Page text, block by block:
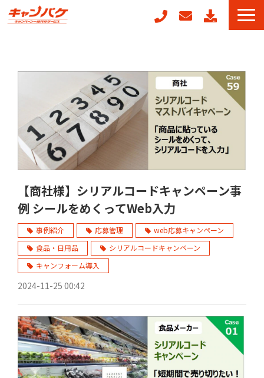
キャンガチャ
周年記念キャンペーンパッケージ
POSレジ連動キャンペーン
キャンペーン事例
お役立ちコラム
【商社様】シリアルコードキャンペーン事
例 シールをめくってWeb入力
事例紹介 応募管理
web応募キャンペーン
食品・日用品
シリアルコードキャンペーン
キャンフォーム導入
2024-11-25 00:42